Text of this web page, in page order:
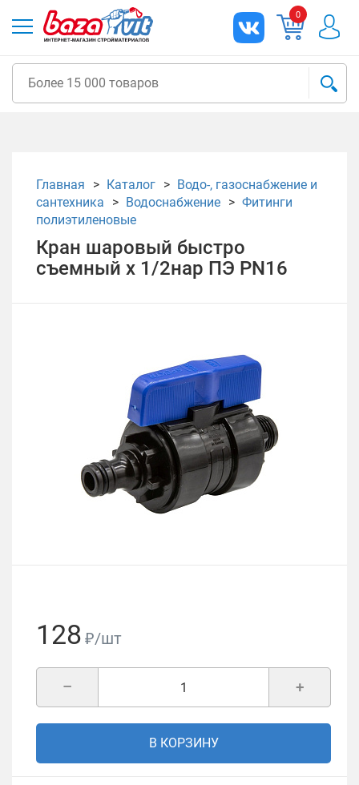
0
Главная Каталог
Водо-, газоснабжение и
сантехника
Водоснабжение
Фитинги
полиэтиленовые
Кран шаровый быстро
съемный х 1/2нар ПЭ PN16
128 ₽/шт
+
–
В КОРЗИНУ